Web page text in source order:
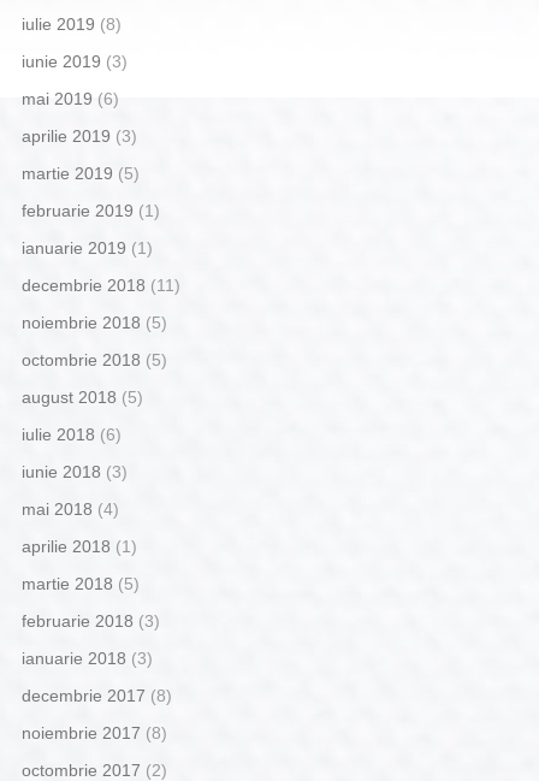
iulie 2019 (8)
iunie 2019 (3)
mai 2019 (6)
aprilie 2019 (3)
martie 2019 (5)
februarie 2019 (1)
ianuarie 2019 (1)
decembrie 2018 (11)
noiembrie 2018 (5)
octombrie 2018 (5)
august 2018 (5)
iulie 2018 (6)
iunie 2018 (3)
mai 2018 (4)
aprilie 2018 (1)
martie 2018 (5)
februarie 2018 (3)
ianuarie 2018 (3)
decembrie 2017 (8)
noiembrie 2017 (8)
octombrie 2017 (2)